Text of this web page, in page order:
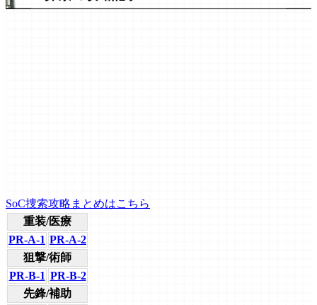
SoC捜索攻略まとめはこちら
重装/医療
PR-A-1 PR-A-2
狙撃/術師
PR-B-1 PR-B-2
先鋒/補助